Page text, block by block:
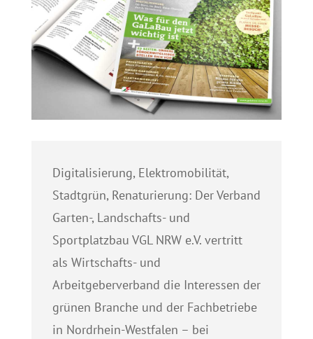
Digitalisierung, Elektromobilität,
Stadtgrün, Renaturierung: Der Verband
Garten-, Landschafts- und
Sportplatzbau VGL NRW e.V. vertritt
als Wirtschafts- und
Arbeitgeberverband die Interessen der
grünen Branche und der Fachbetriebe
in Nordrhein-Westfalen – bei